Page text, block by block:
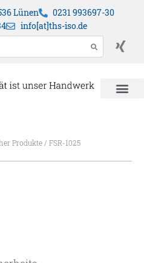
Lünen
0231 993697-30
info[at]ths-iso.de
Produkte/ FSR-1025